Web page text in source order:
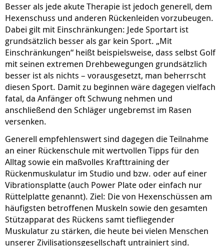
Besser als jede akute Therapie ist jedoch generell, dem
Hexenschuss und anderen Rückenleiden vorzubeugen.
Dabei gilt mit Einschränkungen: Jede Sportart ist
grundsätzlich besser als gar kein Sport. „Mit
Einschränkungen“ heißt beispielsweise, dass selbst Golf
mit seinen extremen Drehbewegungen grundsätzlich
besser ist als nichts – vorausgesetzt, man beherrscht
diesen Sport. Damit zu beginnen wäre dagegen vielfach
fatal, da Anfänger oft Schwung nehmen und
anschließend den Schläger ungebremst im Rasen
versenken.
Generell empfehlenswert sind dagegen die Teilnahme
an einer Rückenschule mit wertvollen Tipps für den
Alltag sowie ein maßvolles Krafttraining der
Rückenmuskulatur im Studio und bzw. oder auf einer
Vibrationsplatte (auch Power Plate oder einfach nur
Rüttelplatte genannt). Ziel: Die von Hexenschüssen am
häufigsten betroffenen Muskeln sowie den gesamten
Stützapparat des Rückens samt tiefliegender
Muskulatur zu stärken, die heute bei vielen Menschen
unserer Zivilisationsgesellschaft untrainiert sind.